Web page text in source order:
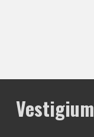
Vestigium